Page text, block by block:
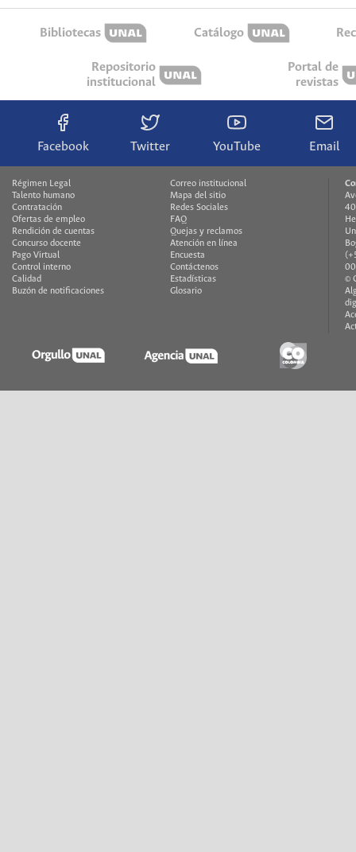
Bibliotecas Catálogo
Repositorio
institucional
Portal de
revistas
Facebook Twitter YouTube Email
Régimen Legal
Talento humano
Contratación
Ofertas de empleo
Rendición de cuentas
Concurso docente
Pago Virtual
Control interno
Calidad
Buzón de notificaciones
Correo institucional
Mapa del sitio
Redes Sociales
FAQ
Quejas y reclamos
Atención en línea
Encuesta
Contáctenos
Estadísticas
Glosario
©